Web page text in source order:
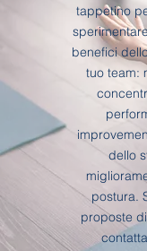
tappetino
benefici
tuo team:
dello
postura.
proposte